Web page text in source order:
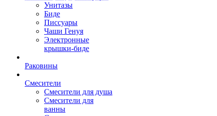
Унитазы
Биде
Писсуары
Чаши Генуя
Электронные
крышки-биде
Раковины
Смесители
Смесители для душа
Смесители для
ванны